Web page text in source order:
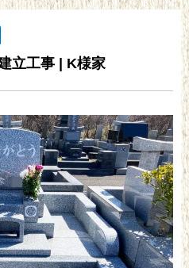
立工事 | K様家